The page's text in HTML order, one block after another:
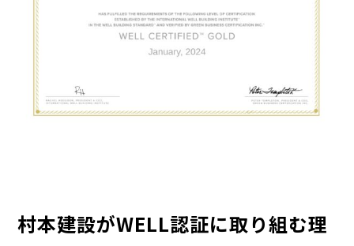
村本建設がWELL認証に取り組む理